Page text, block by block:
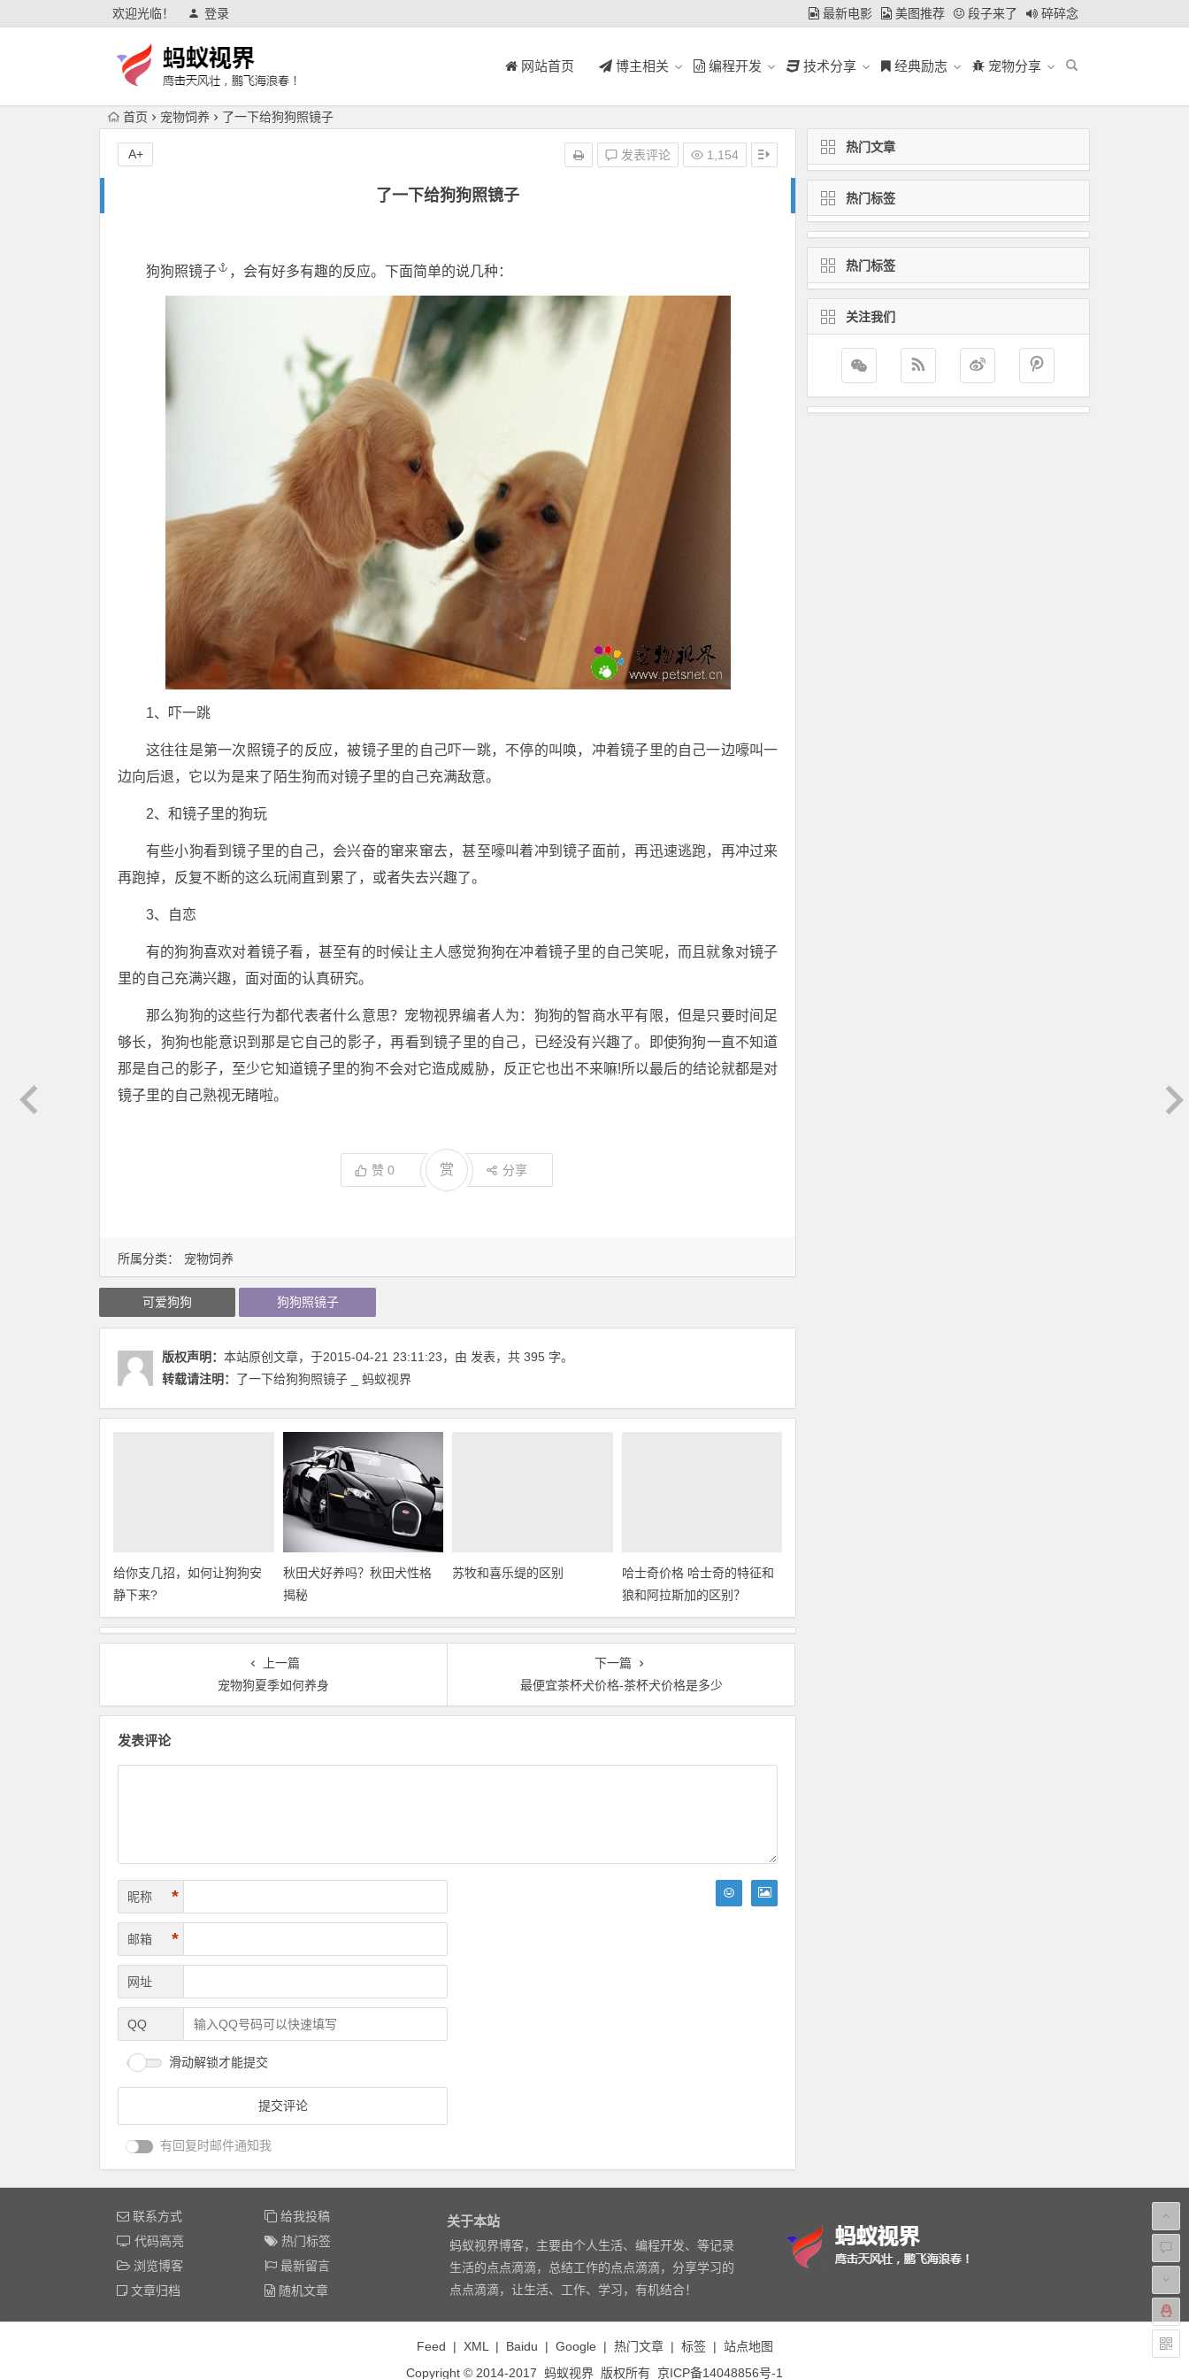
欢迎光临！ 登录 最新电影 美图推荐 段子来了 碎碎念
网站首页 博主相关 编程开发 技术分享 经典励志 宠物分享
首页 宠物饲养 了一下给狗狗照镜子
了一下给狗狗照镜子
发表评论 1,154
A+
所属分类： 宠物饲养
狗狗照镜子 ，会有好多有趣的反应。下面简单的说几种：
1、吓一跳
这往往是第一次照镜子的反应，被镜子里的自己吓一跳，不停的叫唤，冲着镜子里的自己一边嚎叫一
边向后退，它以为是来了陌生狗而对镜子里的自己充满敌意。
2、和镜子里的狗玩
有些小狗看到镜子里的自己，会兴奋的窜来窜去，甚至嚎叫着冲到镜子面前，再迅速逃跑，再冲过来
再跑掉，反复不断的这么玩闹直到累了，或者失去兴趣了。
3、自恋
有的狗狗喜欢对着镜子看，甚至有的时候让主人感觉狗狗在冲着镜子里的自己笑呢，而且就象对镜子
里的自己充满兴趣，面对面的认真研究。
那么狗狗的这些行为都代表者什么意思？宠物视界编者人为：狗狗的智商水平有限，但是只要时间足
够长，狗狗也能意识到那是它自己的影子，再看到镜子里的自己，已经没有兴趣了。即使狗狗一直不知道
那是自己的影子，至少它知道镜子里的狗不会对它造成威胁，反正它也出不来嘛!所以最后的结论就都是对
镜子里的自己熟视无睹啦。
赞 0 赏 分享
可爱狗狗 狗狗照镜子
版权声明： 本站原创文章，于2015-04-21 23:11:23，由 发表，共 395 字。
转载请注明： 了一下给狗狗照镜子 _ 蚂蚁视界
给你支几招，如何让狗狗安
静下来?
秋田犬好养吗？秋田犬性格
揭秘
苏牧和喜乐缇的区别
哈士奇价格 哈士奇的特征和
狼和阿拉斯加的区别？
上一篇
宠物狗夏季如何养身
下一篇
最便宜茶杯犬价格-茶杯犬价格是多少
发表评论
昵称 *
邮箱 *
网址
QQ
滑动解锁才能提交
有回复时邮件通知我
热门文章
热门标签
热门标签
关注我们
联系方式
给我投稿
代码高亮
热门标签
浏览博客
最新留言
文章归档
随机文章
关于本站
蚂蚁视界博客，主要由个人生活、编程开发、等记录
生活的点点滴滴，总结工作的点点滴滴，分享学习的
点点滴滴，让生活、工作、学习，有机结合！
Feed | XML| Baidu | Google | 热门文章| 标签| 站点地图
Copyright © 2014-2017 蚂蚁视界 版权所有 京ICP备14048856号-1